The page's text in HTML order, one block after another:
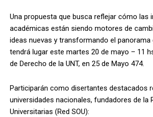
Una propuesta que busca reflejar cómo las
académicas están siendo motores de
ideas nuevas y transformando el panorama
tendrá lugar este martes 20 de mayo – 11
de Derecho de la UNT, en 25 de Mayo 474.
Participarán como disertantes destacados
universidades nacionales, fundadores de la
Universitarias (Red SOU):